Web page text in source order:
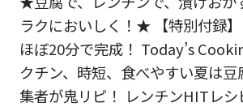
ラクにおいしく！★ 【特別付録】
ほぼ20分で完成！ Today’s
クチン、時短、食べやすい夏は
集者が鬼リピ！ レンチンHITレシ